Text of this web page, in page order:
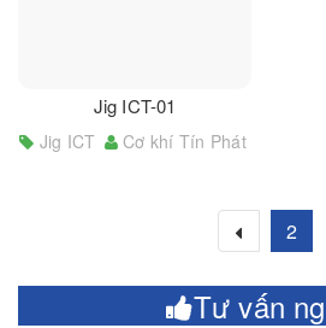
Jig ICT-01
Jig ICT Cơ khí Tín Phát
2
Tư vấn